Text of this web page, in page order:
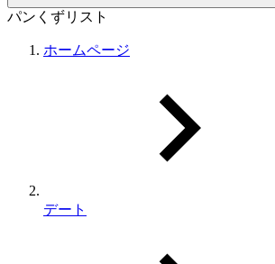
パンくずリスト
ホームページ
デート